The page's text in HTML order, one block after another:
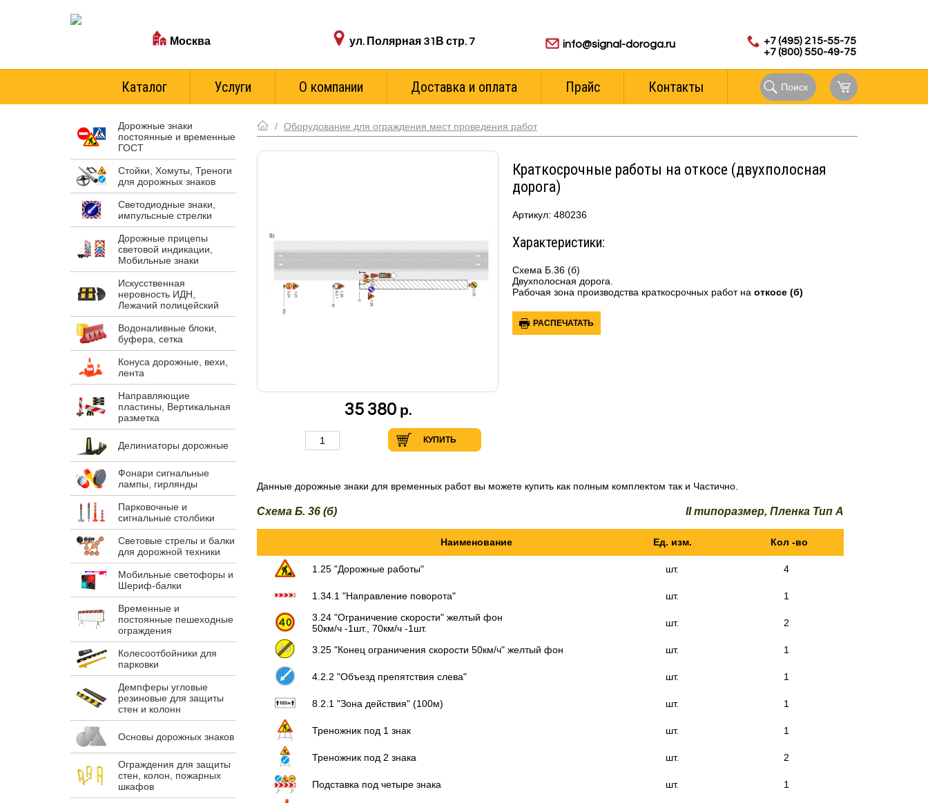
Москва
ул. Полярная 31В стр. 7
info@signal-doroga.ru
+7 (495) 215-55-75
+7 (800) 550-49-75
Каталог Услуги О компании Доставка и оплата Прайс Контакты Поиск
/ Оборудование для ограждения мест проведения работ
Краткосрочные работы на откосе (двухполосная
дорога)
Артикул: 480236
Характеристики:
Схема Б.36 (б)
Двухполосная дорога.
Рабочая зона производства краткосрочных работ на откосе (б)
РАСПЕЧАТАТЬ
35 380 р.
КУПИТЬ
Данные дорожные знаки для временных работ вы можете купить как полным комплектом так и Частично.
Схема Б. 36 (б) II типоразмер, Пленка Тип А
Наименование Ед. изм. Кол -во
1.25 "Дорожные работы" шт. 4
1.34.1 "Направление поворота" шт.
1
3.24 "Ограничение скорости" желтый фон
50км/ч -1шт., 70км/ч -1шт.
шт. 2
3.25 "Конец ограничения скорости 50км/ч" желтый фон шт. 1
4.2.2 "Объезд препятствия слева" шт. 1
8.2.1 "Зона действия" (100м) шт. 1
Треножник под 1 знак шт. 1
Треножник под 2 знака шт. 2
Подставка под четыре знака шт. 1
Дорожные знаки
постоянные и временные
ГОСТ
Стойки, Хомуты, Треноги
для дорожных знаков
Светодиодные знаки,
импульсные стрелки
Дорожные прицепы
световой индикации,
Мобильные знаки
Искусственная
неровность ИДН,
Лежачий полицейский
Водоналивные блоки,
буфера, сетка
Конуса дорожные, вехи,
лента
Направляющие
пластины, Вертикальная
разметка
Делиниаторы дорожные
Фонари сигнальные
лампы, гирлянды
Парковочные и
сигнальные столбики
Световые стрелы и балки
для дорожной техники
Мобильные светофоры и
Шериф-балки
Временные и
постоянные пешеходные
ограждения
Колесоотбойники для
парковки
Демпферы угловые
резиновые для защиты
стен и колонн
Основы дорожных знаков
Ограждения для защиты
стен, колон, пожарных
шкафов